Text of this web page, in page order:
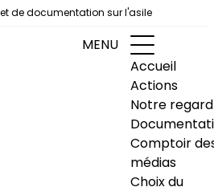
de documentation sur l'asile
MENU
Accueil
Actions
Notre regard
Comptoir
médias
Choix du